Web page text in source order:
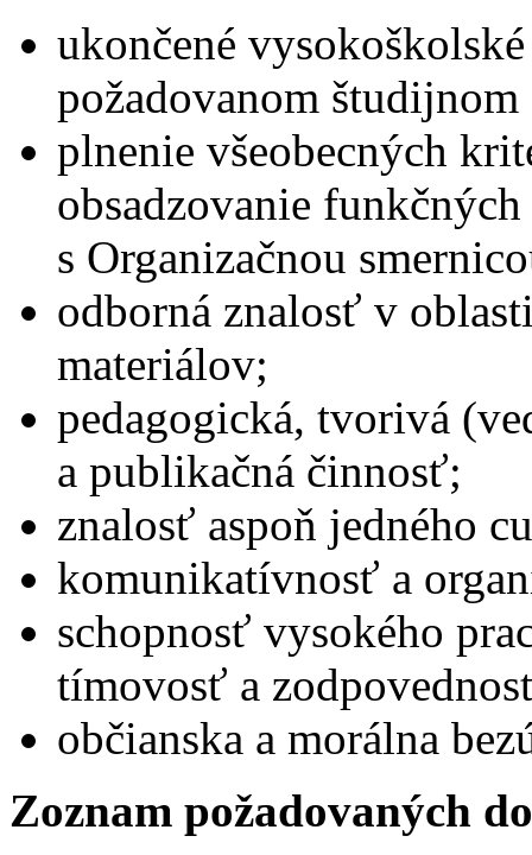
ukončené
požadovanom študijnom
plnenie všeobecných
obsadzovanie
s Organizačnou
odborná znalosť v
materiálov;
pedagogická, tvorivá
a publikačná činnosť;
znalosť aspoň jedného
komunikatívnosť a
schopnosť vysokého
tímovosť a
občianska a morálna
Zoznam požadovaných